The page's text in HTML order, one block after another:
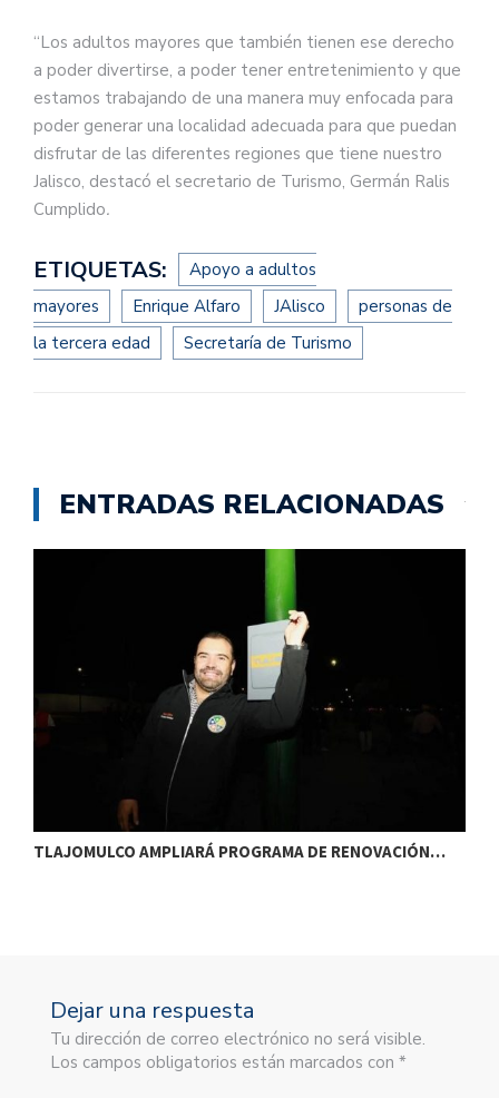
“Los adultos mayores que también tienen ese derecho
a poder divertirse, a poder tener entretenimiento y que
estamos trabajando de una manera muy enfocada para
poder generar una localidad adecuada para que puedan
disfrutar de las diferentes regiones que tiene nuestro
Jalisco, destacó el secretario de Turismo, Germán Ralis
Cumplido.
ETIQUETAS:
Apoyo a adultos
mayores
Enrique Alfaro JAlisco
personas de
la tercera edad
Secretaría de Turismo
ENTRADAS RELACIONADAS
TLAJOMULCO AMPLIARÁ PROGRAMA DE RENOVACIÓN…
Dejar una respuesta
Tu dirección de correo electrónico no será visible.
Los campos obligatorios están marcados con *